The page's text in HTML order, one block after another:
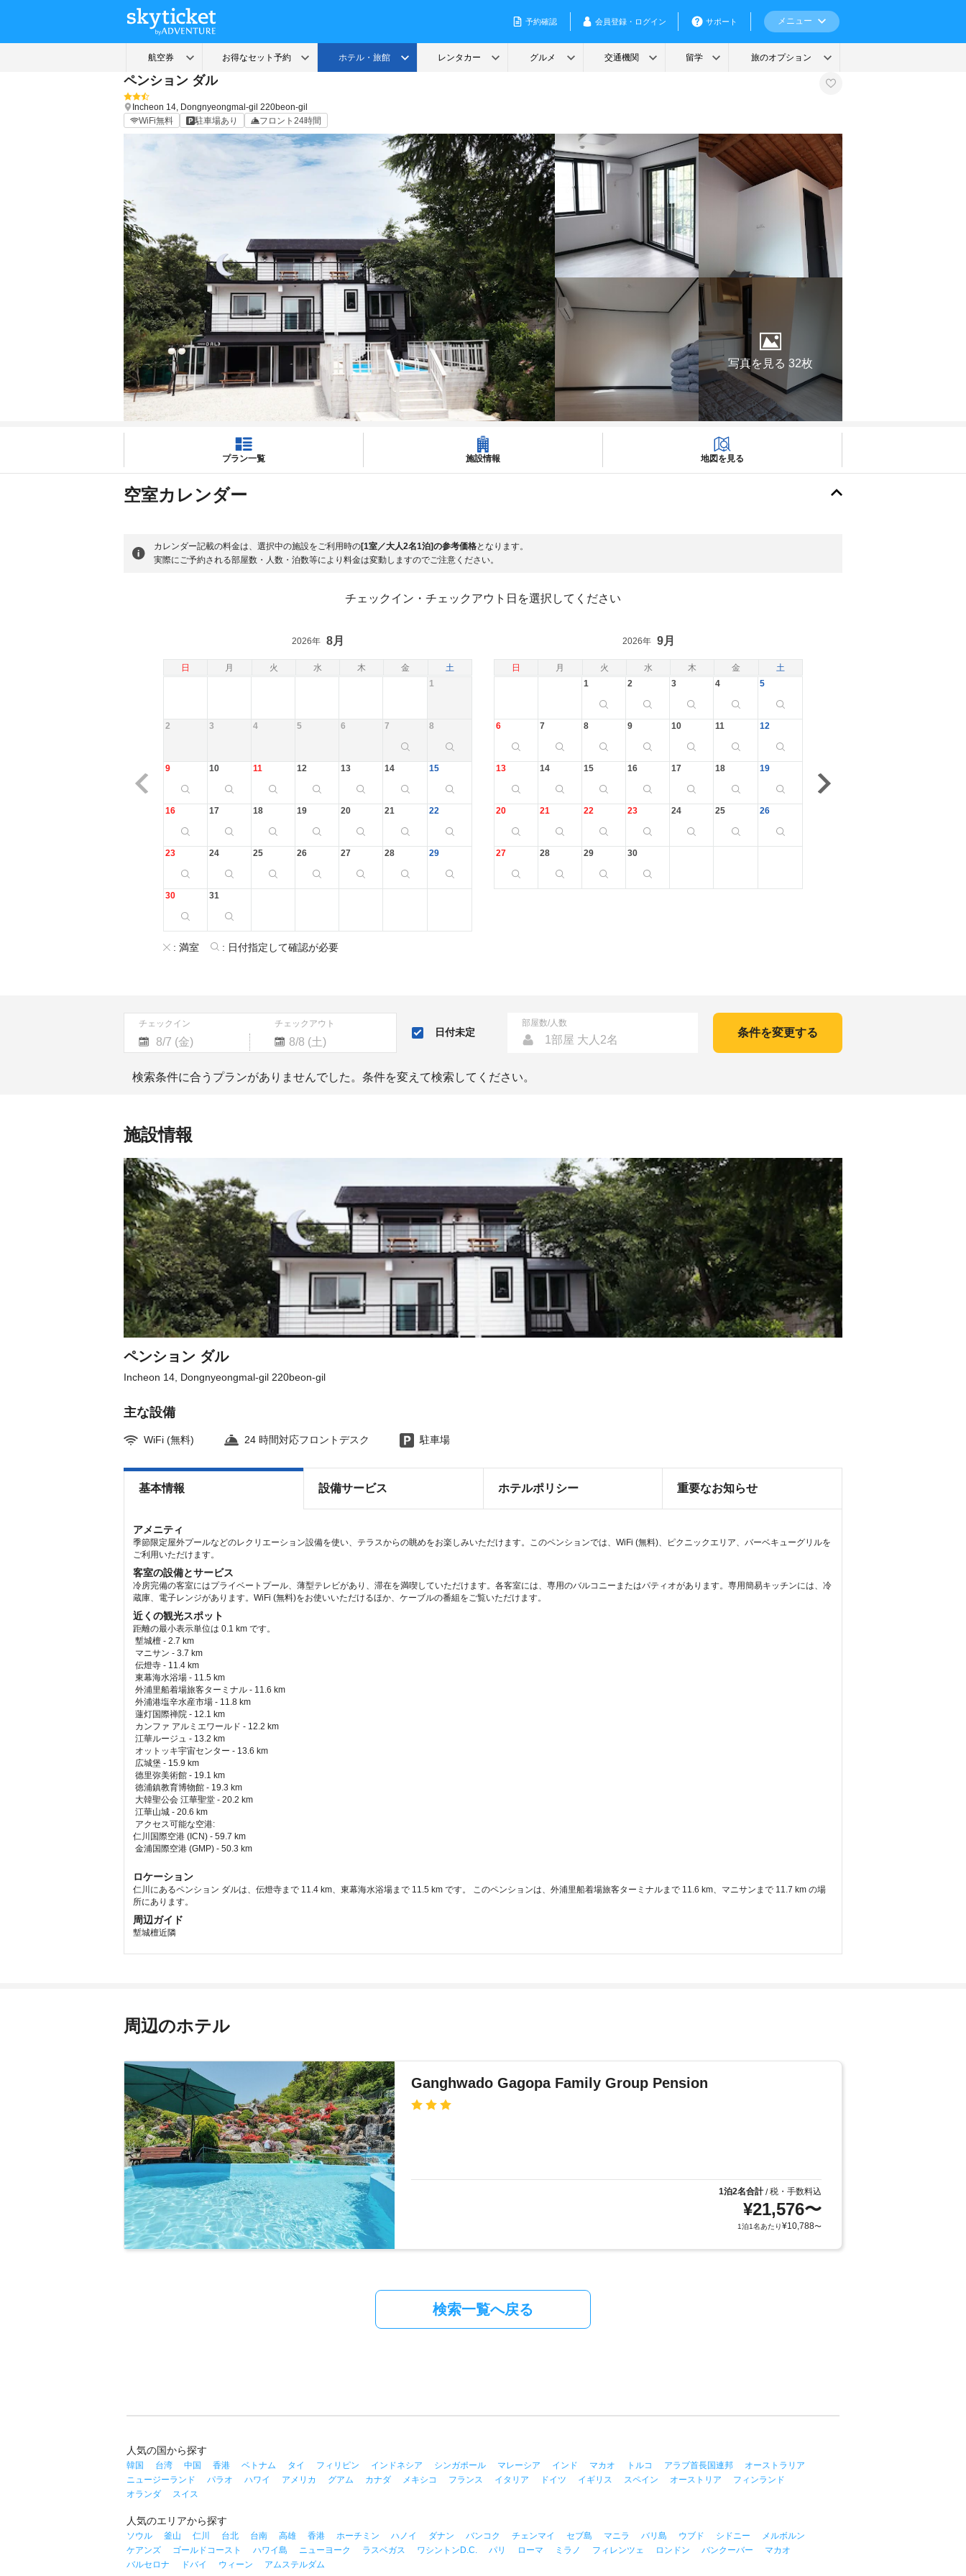
ペンション ダル
Incheon 14, Dongnyeongmal-gil 220beon-gil
WiFi無料
駐車場あり フロント24時間
写真を見る 32枚
プラン一覧 施設情報 地図を見る
空室カレンダー
カレンダー記載の料金は、選択中の施設をご利用時の[1室／大人2名1泊]の参考価格となります。
実際にご予約される部屋数・人数・泊数等により料金は変動しますのでご注意ください。
チェックイン・チェックアウト日を選択してください
日 月 火 水 木 金 土 日 月 火 水 木 金 土
2026年 8月
1
2 3 4 5 6 7 8
9 10 11 12 13 14 15
16 17 18 19 20 21 22
23 24 25 26 27 28 29
30 31
2026年 9月
1 2 3 4 5
6 7 8 9 10 11 12
13 14 15 16 17 18 19
20 21 22 23 24 25 26
27 28 29 30
: 満室 : 日付指定して確認が必要
チェックイン チェックアウト
Navigate
forward
to
calendar
and
select
a
date.
Press
the
question
mark
key
to
get
the
keyboard
shortcuts
for
changing
dates.
Navigate
to
select
the
question
mark
key
to
get
keyboard
shortcuts
for
changing
日付未定
部屋数/人数
1部屋 大人2名
条件を変更する
検索条件に合うプランがありませんでした。条件を変えて検索してください。
施設情報
ペンション ダル
Incheon 14, Dongnyeongmal-gil 220beon-gil
主な設備
WiFi (無料) 24 時間対応フロントデスク 駐車場
基本情報 設備サービス ホテルポリシー 重要なお知らせ
アメニティ
季節限定屋外プールなどのレクリエーション設備を使い、テラスからの眺めをお楽しみいただけます。このペンションでは、WiFi (無料)、ピクニックエリア、バーベキューグリルを
ご利用いただけます。
客室の設備とサービス
冷房完備の客室にはプライベートプール、薄型テレビがあり、滞在を満喫していただけます。各客室には、専用のバルコニーまたはパティオがあります。専用簡易キッチンには、冷
蔵庫、電子レンジがあります。WiFi (無料)をお使いいただけるほか、ケーブルの番組をご覧いただけます。
近くの観光スポット
距離の最小表示単位は 0.1 km です。
塹城檀 - 2.7 km
マニサン - 3.7 km
伝燈寺 - 11.4 km
東幕海水浴場 - 11.5 km
外浦里船着場旅客ターミナル - 11.6 km
外浦港塩辛水産市場 - 11.8 km
蓮灯国際禅院 - 12.1 km
カンファ アルミエワールド - 12.2 km
江華ルージュ - 13.2 km
オットッキ宇宙センター - 13.6 km
広城堡 - 15.9 km
德里弥美術館 - 19.1 km
徳浦鎮教育博物館 - 19.3 km
大韓聖公会 江華聖堂 - 20.2 km
江華山城 - 20.6 km
アクセス可能な空港:
仁川国際空港 (ICN) - 59.7 km
金浦国際空港 (GMP) - 50.3 km
ロケーション
仁川にあるペンション ダルは、伝燈寺まで 11.4 km、東幕海水浴場まで 11.5 km です。 このペンションは、外浦里船着場旅客ターミナルまで 11.6 km、マニサンまで 11.7 km の場
所にあります。
周辺ガイド
塹城檀近隣
周辺のホテル
Ganghwado Gagopa Family Group Pension
1泊2名合計/税・手数料込
¥21,576〜
1泊1名あたり¥10,788〜
検索一覧へ戻る
人気の国から探す
韓国 台湾 中国 香港 ベトナム タイ フィリピン インドネシア シンガポール マレーシア インド マカオ トルコ アラブ首長国連邦
オーストラリア
ニュージーランド
パラオ ハワイ アメリカ グアム カナダ メキシコ フランス イタリア ドイツ イギリス スペイン オーストリア
フィンランド
オランダ
スイス
人気のエリアから探す
ソウル 釜山 仁川 台北 台南 高雄 香港 ホーチミン ハノイ ダナン バンコク チェンマイ セブ島 マニラ バリ島 ウブド シドニー
メルボルン
ケアンズ
ゴールドコースト ハワイ島 ニューヨーク ラスベガス ワシントンD.C. パリ ローマ ミラノ フィレンツェ ロンドン バンクーバー
マカオ
バルセロナ
ドバイ ウィーン アムステルダム